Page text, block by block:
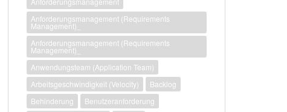
Anforderungsmanagement (Requirements
Management)_
Anforderungsmanagement (Requirements
Management)_
Anwendungsteam (Application Team)
Arbeitsgeschwindigkeit (Velocity)
Backlog
Behinderung
Benutzeranforderung